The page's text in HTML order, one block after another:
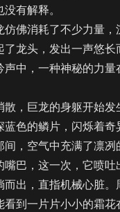
有解释。
佛消耗了不少力量，
龙头，发出一声悠
中，一种神秘的力
，巨龙的身躯开始发
色的鳞片，闪烁着
，空气中充满了凛冽
巴，这一次，它喷吐
出，直指机械心脏
到一片片小小的霜花